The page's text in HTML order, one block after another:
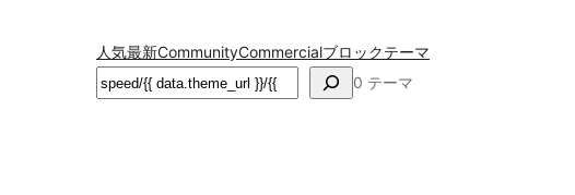
人気最新CommunityCommercialブロックテーマ
検
0 テーマ